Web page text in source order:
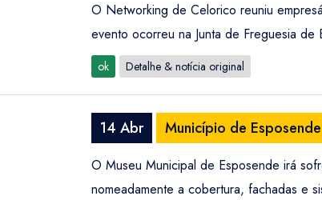
O Networking de Celorico reuniu
evento ocorreu na Junta de Freguesia
ok Detalhe & notícia original
14 Abr Município de
O Museu Municipal de Esposende irá
nomeadamente a cobertura, fachadas e